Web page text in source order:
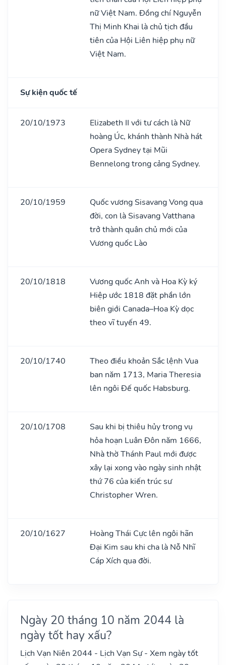
nữ Việt Nam. Đồng chí Nguyễn
Thị Minh Khai là chủ tịch đầu
tiên của Hội Liên hiệp phụ nữ
Việt Nam.
Sự kiện quốc tế
20/10/1973
Elizabeth II với tư cách là Nữ
hoàng Úc, khánh thành Nhà hát
Opera Sydney tại Mũi
Bennelong trong cảng Sydney.
20/10/1959
Quốc vương Sisavang Vong qua
đời, con là Sisavang Vatthana
trở thành quân chủ mới của
Vương quốc Lào
20/10/1818
Vương quốc Anh và Hoa Kỳ ký
Hiệp ước 1818 đặt phần lớn
biên giới Canada–Hoa Kỳ dọc
theo vĩ tuyến 49.
20/10/1740
Theo điều khoản Sắc lệnh Vua
ban năm 1713, Maria Theresia
lên ngôi Đế quốc Habsburg.
20/10/1708
Sau khi bị thiêu hủy trong vụ
hỏa hoạn Luân Đôn năm 1666,
Nhà thờ Thánh Paul mới được
xây lại xong vào ngày sinh nhật
thứ 76 của kiến trúc sư
Christopher Wren.
20/10/1627
Hoàng Thái Cực lên ngôi hãn
Đại Kim sau khi cha là Nỗ Nhĩ
Cáp Xích qua đời.
Ngày 20 tháng 10 năm 2044 là
ngày tốt hay xấu?
Lịch Vạn Niên 2044 - Lịch Vạn Sự - Xem ngày tốt